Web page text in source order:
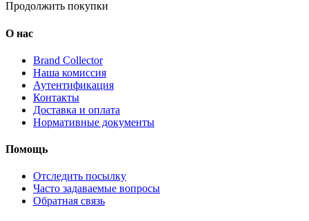
Продолжить покупки
О нас
Brand Collector
Наша комиссия
Аутентификация
Контакты
Доставка и оплата
Нормативные документы
Помощь
Отследить посылку
Часто задаваемые вопросы
Обратная связь